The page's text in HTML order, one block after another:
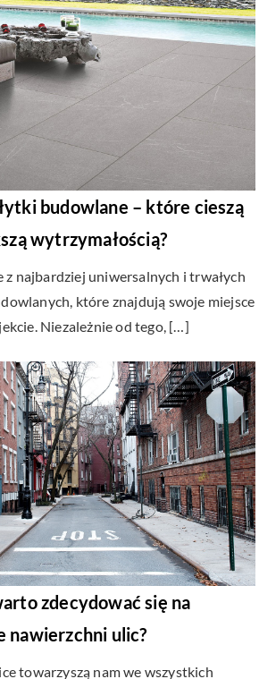
budowlane – które cieszą
wytrzymałością?
z najbardziej uniwersalnych i trwałych
które znajdują swoje miejsce
Niezależnie od tego, […]
zdecydować się na
nawierzchni ulic?
towarzyszą nam we wszystkich